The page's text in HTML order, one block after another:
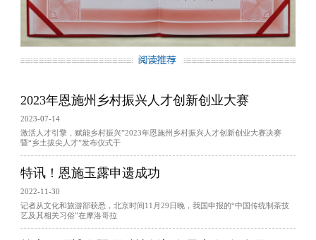
2023年恩施州乡村振兴人才创新创业大赛
2023-07-14
激活人才引擎，赋能乡村振兴”2023年恩施州乡村振兴人才创新创业大赛决赛
暨“乡土拔尖人才”发布仪式于
特讯！恩施玉露申遗成功
2022-11-30
记者从文化和旅游部获悉，北京时间11月29日晚，我国申报的“中国传统制茶技
艺及其相关习俗”在摩洛哥拉